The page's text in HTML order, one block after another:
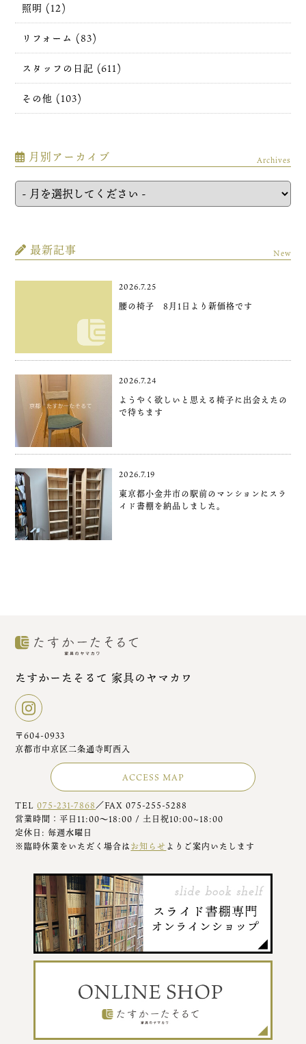
照明 (12)
リフォーム (83)
スタッフの日記 (611)
その他 (103)
月別アーカイブ Archives
最新記事 New
2026.7.25
腰の椅子 8月1日より新価格です
2026.7.24
ようやく欲しいと思える椅子に出会えたの
で待ちます
2026.7.19
東京都小金井市の駅前のマンションにスラ
イド書棚を納品しました。
たすかーたそるて 家具のヤマカワ
〒604-0933
京都市中京区二条通寺町西入
ACCESS MAP
TEL075-231-7868／FAX 075-255-5288
営業時間：平日11:00～18:00 / 土日祝10:00~18:00
定休日: 毎週水曜日
※臨時休業をいただく場合はお知らせ よりご案内いたします